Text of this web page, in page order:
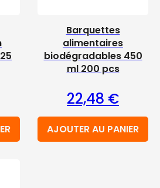
Barquettes
alimentaires
biodégradables 450
ml 200 pcs
22,48 €
AJOUTER AU PANIER